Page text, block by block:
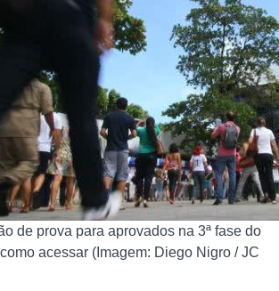
de prova para aprovados na 3ª fase do
acessar (Imagem: Diego Nigro / JC